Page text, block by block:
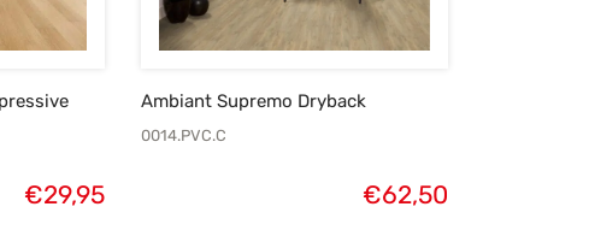
€29,95
Ambiant Supremo Dryback
0014.PVC.C
€62,50